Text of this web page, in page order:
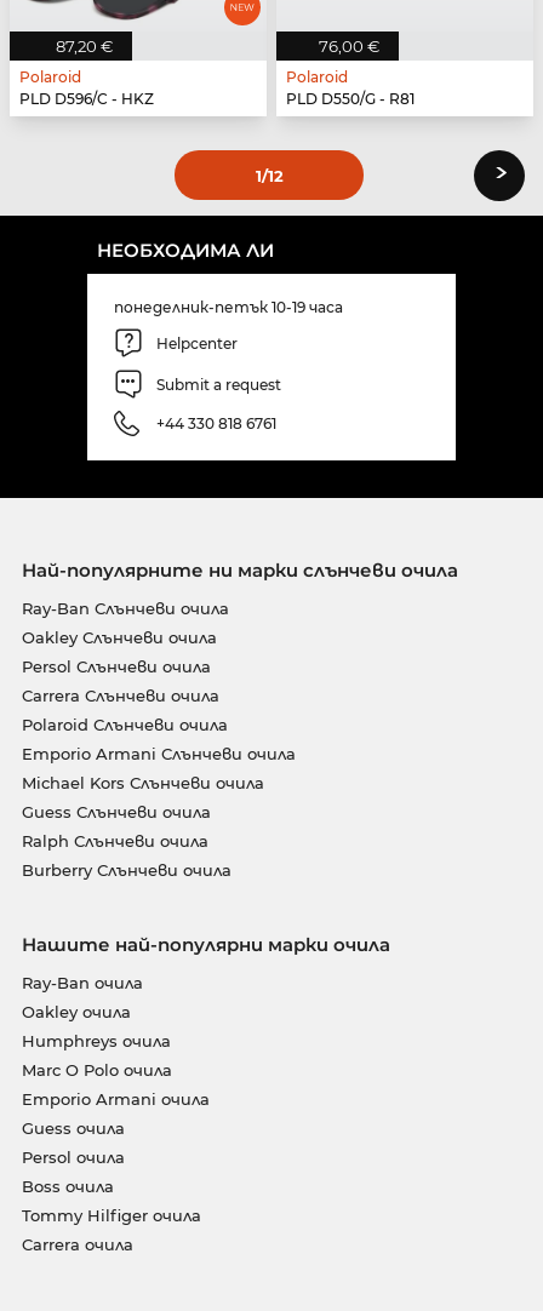
87,20 €
Polaroid
PLD D596/C - HKZ
76,00 €
Polaroid
PLD D550/G - R81
1/12 ›
НЕОБХОДИМА ЛИ
понеделник-петък 10-19 часа
Helpcenter
Submit a request
+44 330 818 6761
Най-популярните ни марки слънчеви очила
Ray-Ban Слънчеви очила
Oakley Слънчеви очила
Persol Слънчеви очила
Carrera Слънчеви очила
Polaroid Слънчеви очила
Emporio Armani Слънчеви очила
Michael Kors Слънчеви очила
Guess Слънчеви очила
Ralph Слънчеви очила
Burberry Слънчеви очила
Нашите най-популярни марки очила
Ray-Ban очила
Oakley очила
Humphreys очила
Marc O Polo очила
Emporio Armani очила
Guess очила
Persol очила
Boss очила
Tommy Hilfiger очила
Carrera очила